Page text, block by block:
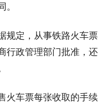
。
定，从事铁路火车票
行政管理部门批准，还
车票每张收取的手续